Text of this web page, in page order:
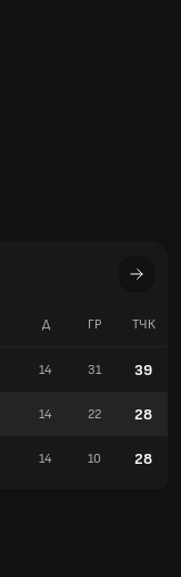
Д ГР TЧК
14 31 39
14 22 28
14 10 28